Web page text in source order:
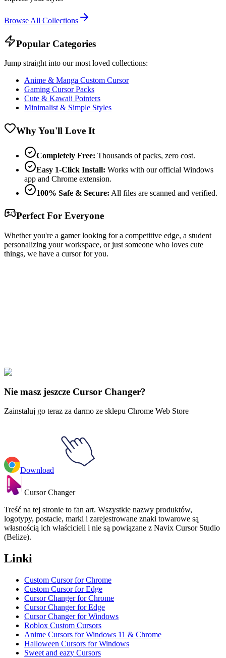
Browse All Collections
Popular Categories
Jump straight into our most loved collections:
Anime & Manga Custom Cursor
Gaming Cursor Packs
Cute & Kawaii Pointers
Minimalist & Simple Styles
Why You'll Love It
Completely Free: Thousands of packs, zero cost.
Easy 1-Click Install: Works with our official Windows
app and Chrome extension.
100% Safe & Secure: All files are scanned and verified.
Perfect For Everyone
Whether you're a gamer looking for a competitive edge, a student
personalizing your workspace, or just someone who loves cute
things, we have a cursor for you.
🚀 For Browser
Nie masz jeszcze Cursor Changer?
Zainstaluj go teraz za darmo ze sklepu Chrome Web Store
Download
Cursor Changer
Treść na tej stronie to fan art. Wszystkie nazwy produktów,
logotypy, postacie, marki i zarejestrowane znaki towarowe są
własnością ich właścicieli i nie są powiązane z Navix Cursor Studio
(Belize).
Linki
Custom Cursor for Chrome
Custom Cursor for Edge
Cursor Changer for Chrome
Cursor Changer for Edge
Cursor Changer for Windows
Roblox Custom Cursors
Anime Cursors for Windows 11 & Chrome
Halloween Cursors for Windows
Sweet and eazy Cursors